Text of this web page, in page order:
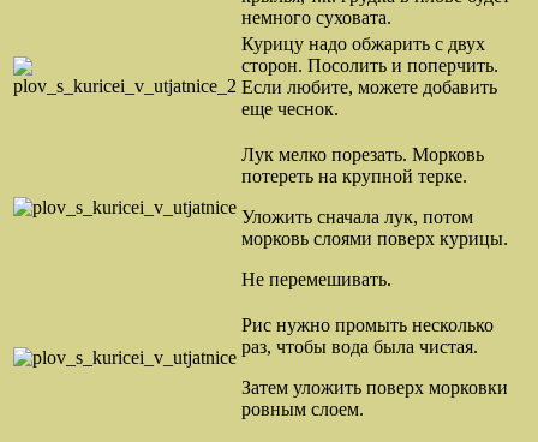
немного суховата.
Курицу надо обжарить с двух
сторон. Посолить и поперчить.
Если любите, можете добавить
еще чеснок.
Лук мелко порезать. Морковь
потереть на крупной терке.
Уложить сначала лук, потом
морковь слоями поверх курицы.
Не перемешивать.
Рис нужно промыть несколько
раз, чтобы вода была чистая.
Затем уложить поверх морковки
ровным слоем.